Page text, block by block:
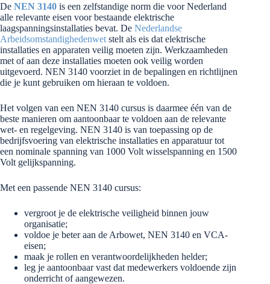
De NEN 3140 is een zelfstandige norm die voor Nederland
alle relevante eisen voor bestaande elektrische
laagspanningsinstallaties bevat. De Nederlandse
Arbeidsomstandighedenwet stelt als eis dat elektrische
installaties en apparaten veilig moeten zijn. Werkzaamheden
met of aan deze installaties moeten ook veilig worden
uitgevoerd. NEN 3140 voorziet in de bepalingen en richtlijnen
die je kunt gebruiken om hieraan te voldoen.
Het volgen van een NEN 3140 cursus is daarmee één van de
beste manieren om aantoonbaar te voldoen aan de relevante
wet- en regelgeving. NEN 3140 is van toepassing op de
bedrijfsvoering van elektrische installaties en apparatuur tot
een nominale spanning van 1000 Volt wisselspanning en 1500
Volt gelijkspanning.
Met een passende NEN 3140 cursus:
vergroot je de elektrische veiligheid binnen jouw
organisatie;
voldoe je beter aan de Arbowet, NEN 3140 en VCA-
eisen;
maak je rollen en verantwoordelijkheden helder;
leg je aantoonbaar vast dat medewerkers voldoende zijn
onderricht of aangewezen.